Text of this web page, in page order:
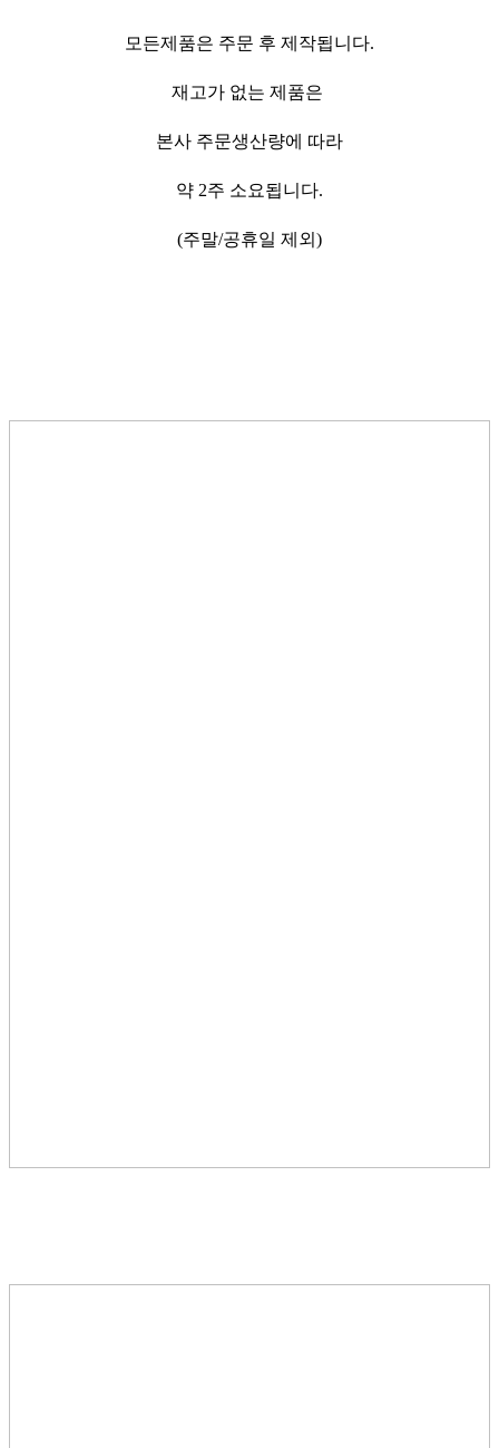
모든제품은 주문 후 제작됩니다.
재고가 없는 제품은
본사 주문생산량에 따라
약 2주 소요됩니다.
(주말/공휴일 제외)